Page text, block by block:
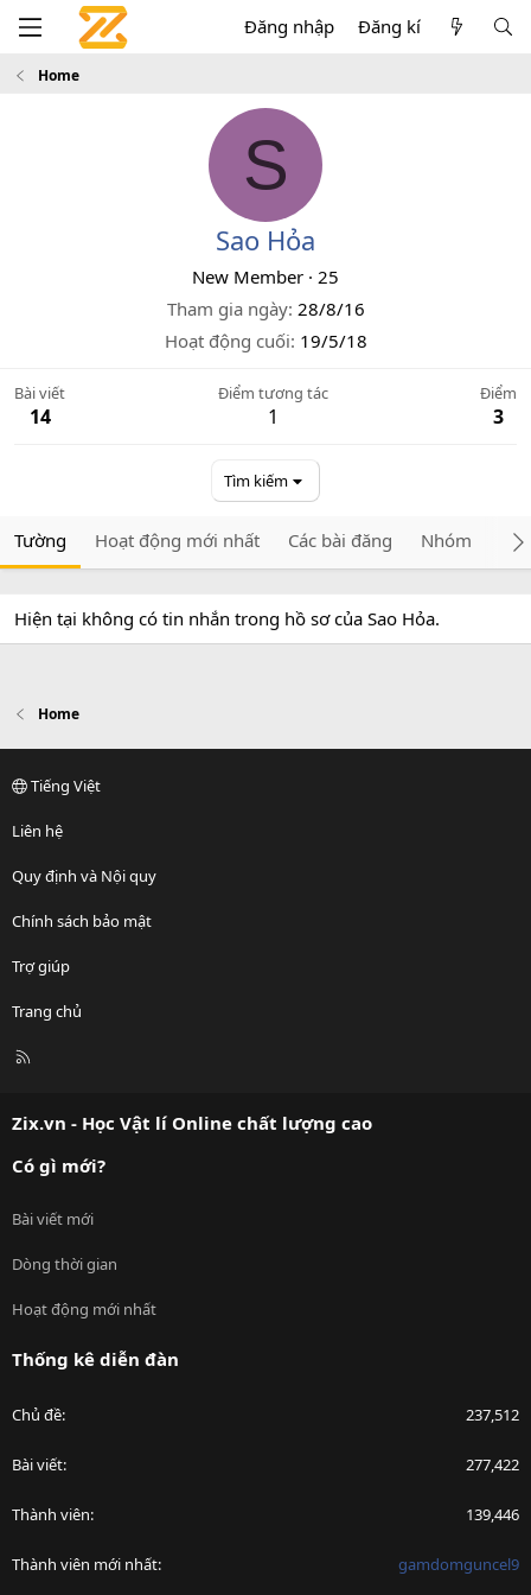
Đăng nhập Đăng kí
Home
S
Sao Hỏa
New Member · 25
Tham gia ngày 28/8/16
Hoạt động cuối 19/5/18
Bài viết
14
Điểm tương tác
1
Điểm
3
Tìm kiếm
Tường Hoạt động mới nhất Các bài đăng Nhóm
Hiện tại không có tin nhắn trong hồ sơ của Sao Hỏa.
Home
Tiếng Việt
Liên hệ
Quy định và Nội quy
Chính sách bảo mật
Trợ giúp
Trang chủ
R
Zix.vn - Học Vật lí Online chất lượng cao
Có gì mới?
Bài viết mới
Dòng thời gian
Hoạt động mới nhất
Thống kê diễn đàn
Chủ đề 237,512
Bài viết 277,422
Thành viên 139,446
Thành viên mới nhất gamdomguncel9